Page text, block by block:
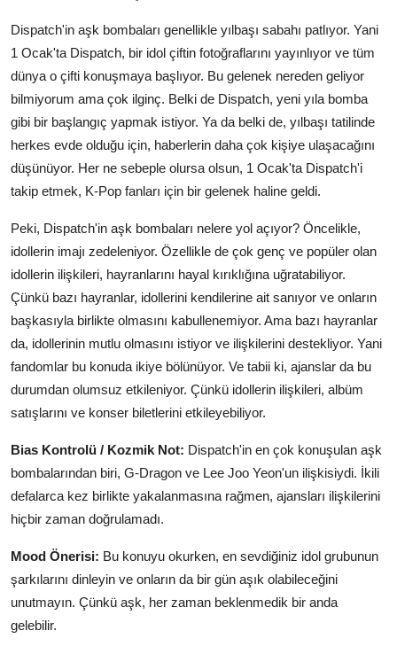
Dispatch'in aşk bombaları genellikle yılbaşı sabahı patlıyor. Yani
1 Ocak'ta Dispatch, bir idol çiftin fotoğraflarını yayınlıyor ve tüm
dünya o çifti konuşmaya başlıyor. Bu gelenek nereden geliyor
bilmiyorum ama çok ilginç. Belki de Dispatch, yeni yıla bomba
gibi bir başlangıç yapmak istiyor. Ya da belki de, yılbaşı tatilinde
herkes evde olduğu için, haberlerin daha çok kişiye ulaşacağını
düşünüyor. Her ne sebeple olursa olsun, 1 Ocak'ta Dispatch'i
takip etmek, K-Pop fanları için bir gelenek haline geldi.
Peki, Dispatch'in aşk bombaları nelere yol açıyor? Öncelikle,
idollerin imajı zedeleniyor. Özellikle de çok genç ve popüler olan
idollerin ilişkileri, hayranlarını hayal kırıklığına uğratabiliyor.
Çünkü bazı hayranlar, idollerini kendilerine ait sanıyor ve onların
başkasıyla birlikte olmasını kabullenemiyor. Ama bazı hayranlar
da, idollerinin mutlu olmasını istiyor ve ilişkilerini destekliyor. Yani
fandomlar bu konuda ikiye bölünüyor. Ve tabii ki, ajanslar da bu
durumdan olumsuz etkileniyor. Çünkü idollerin ilişkileri, albüm
satışlarını ve konser biletlerini etkileyebiliyor.
Bias Kontrolü / Kozmik Not: Dispatch'in en çok konuşulan aşk
bombalarından biri, G-Dragon ve Lee Joo Yeon'un ilişkisiydi. İkili
defalarca kez birlikte yakalanmasına rağmen, ajansları ilişkilerini
hiçbir zaman doğrulamadı.
Mood Önerisi: Bu konuyu okurken, en sevdiğiniz idol grubunun
şarkılarını dinleyin ve onların da bir gün aşık olabileceğini
unutmayın. Çünkü aşk, her zaman beklenmedik bir anda
gelebilir.